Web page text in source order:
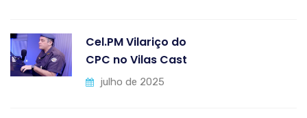
Cel.PM Vilariço do
CPC no Vilas Cast
julho de 2025